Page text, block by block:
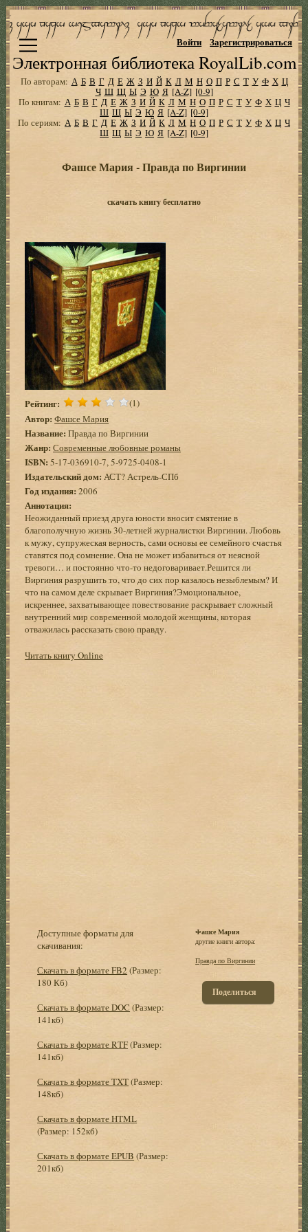
Электронная библиотека RoyalLib.com
Войти Зарегистрироваться
По авторам: А Б В Г Д Е Ж З И Й К Л М Н О П Р С Т У Ф Х Ц
Ч Ш Щ Ы Э Ю Я [A-Z] [0-9]
По книгам: А Б В Г Д Е Ж З И Й К Л М Н О П Р С Т У Ф Х Ц Ч
Ш Щ Ы Э Ю Я [A-Z] [0-9]
По сериям: А Б В Г Д Е Ж З И Й К Л М Н О П Р С Т У Ф Х Ц Ч
Ш Щ Ы Э Ю Я [A-Z] [0-9]
Фашсе Мария - Правда по Виргинии
скачать книгу бесплатно
Рейтинг: (1)
Автор: Фашсе Мария
Название: Правда по Виргинии
Жанр: Современные любовные романы
ISBN: 5-17-036910-7, 5-9725-0408-1
Издательский дом: АСТ? Астрель-СПб
Год издания:2006
Аннотация:
Неожиданный приезд друга юности вносит смятение в
благополучную жизнь 30-летней журналистки Виргинии. Любовь
к мужу, супружеская верность, сами основы ее семейного счастья
ставятся под сомнение. Она не может избавиться от неясной
тревоги… и постоянно что-то недоговаривает.Решится ли
Виргиния разрушить то, что до сих пор казалось незыблемым? И
что на самом деле скрывает Виргиния?Эмоциональное,
искреннее, захватывающее повествование раскрывает сложный
внутренний мир современной молодой женщины, которая
отважилась рассказать свою правду.
Читать книгу Online
Доступные форматы для
скачивания:
Скачать в формате FB2 (Размер:
180 Кб)
Скачать в формате DOC (Размер:
141кб)
Скачать в формате RTF(Размер:
141кб)
Скачать в формате TXT(Размер:
148кб)
Скачать в формате HTML
(Размер: 152кб)
Скачать в формате EPUB (Размер:
201кб)
Фашсе Мария
другие книги автора:
Правда по Виргинии
Поделиться